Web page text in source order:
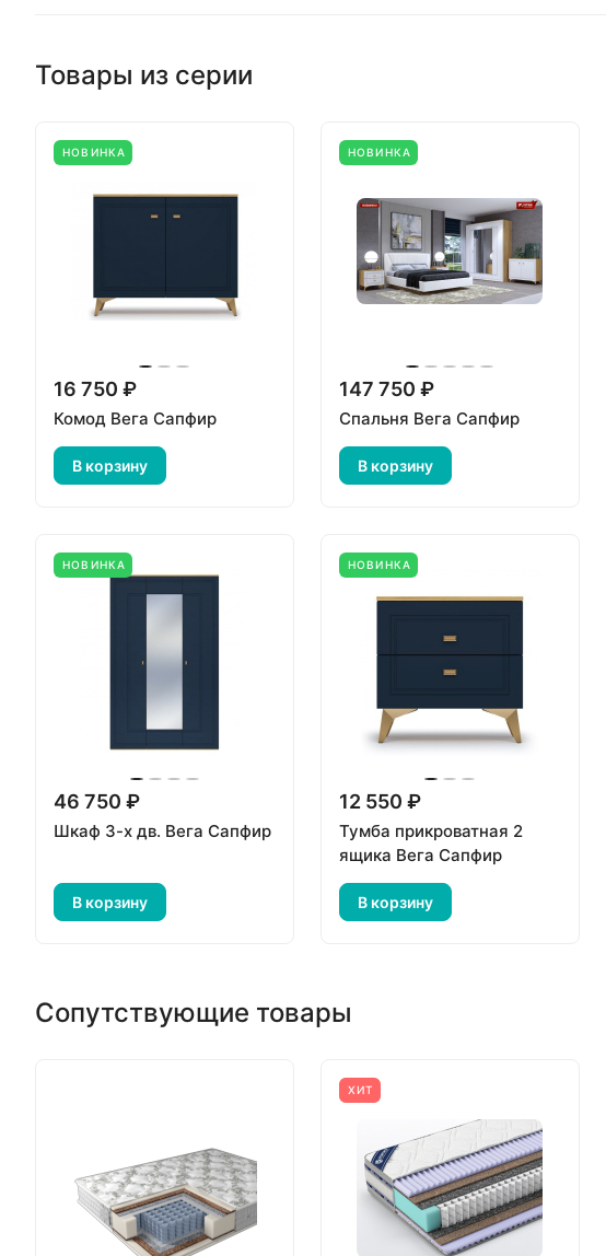
Товары из серии
НОВИНКА
16 750 ₽
Комод Вега Сапфир
В корзину
НОВИНКА
147 750 ₽
Спальня Вега Сапфир
В корзину
НОВИНКА
46 750 ₽
Шкаф 3-х дв. Вега Сапфир
В корзину
НОВИНКА
12 550 ₽
Тумба прикроватная 2
ящика Вега Сапфир
В корзину
Сопутствующие товары
ХИТ